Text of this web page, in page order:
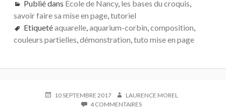
PAGE
PAR
MISE
COULEUR
Publié dans Ecole de Nancy, les bases du croquis,
savoir faire sa mise en page,tutoriel
Etiquetéaquarelle,aquarium-corbin,composition,
couleurs partielles,démonstration,tuto mise en page
PUBLIÉ10 SEPTEMBRE 2017 AUTEUR
LAURENCE MOREL
4 COMMENTAIRESSUR